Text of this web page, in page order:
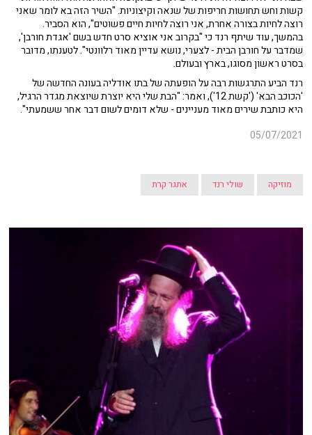
קשות וחש תחושות חריפות של שנאה וקיצוניות. "השיר הזה בא לומר שאני
רוצה לחיות בצורה אחרת, אני רוצה לחיות חיים פשוטים", הוא הסביר.
בהמשך, עוד שיתף רנד כי "בקרוב אני אוציא סרט חדש בשם 'אגדת חורבן',
שמדבר על חורבן הבית - לצערי, נושא עדיין מאוד רלוונטי". לטענתו, מדובר
בסרט ראשון מסוגו, בארץ ובעולם.
רנד הביע התרגשות רבה על הופעתה של בתו אודליה בעונה החדשה של
'הכוכב הבא' ('קשת 12'), ואמר: "הבת שלי היא יוצרת שיוצאת מגדר הרגיל,
היא כותבת שירים מאוד מעניינים - שלא דומים לשום דבר אחר ששמעתי".
05/07/2021
מוזיקה שולי רנד אתגר קרת